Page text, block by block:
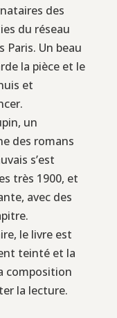
des
du réseau
Un beau
la pièce et le
et
un
des romans
s’est
très 1900, et
avec des
le livre est
teinté et la
composition
la lecture.